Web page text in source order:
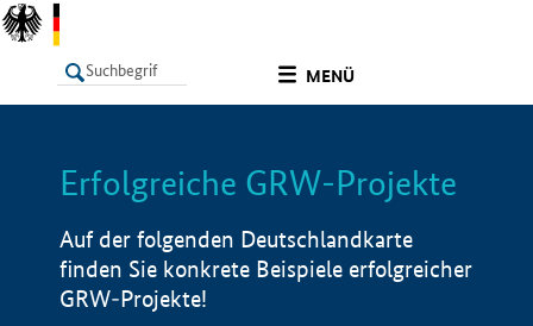
MENÜ
LISTE Info
Erfolgreiche GRW-Projekte
Auf der folgenden Deutschlandkarte
finden Sie konkrete Beispiele erfolgreicher
GRW-Projekte!